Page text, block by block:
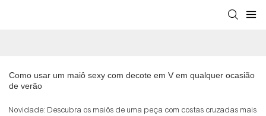
Como usar um maiô sexy com decote em V em qualquer ocasião
de verão
Novidade: Descubra os maiôs de uma peça com costas cruzadas mais